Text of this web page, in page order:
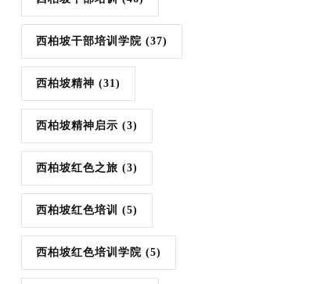
西柏坡干部培训学院 (37)
西柏坡精神 (31)
西柏坡精神启示 (3)
西柏坡红色之旅 (3)
西柏坡红色培训 (5)
西柏坡红色培训学院 (5)